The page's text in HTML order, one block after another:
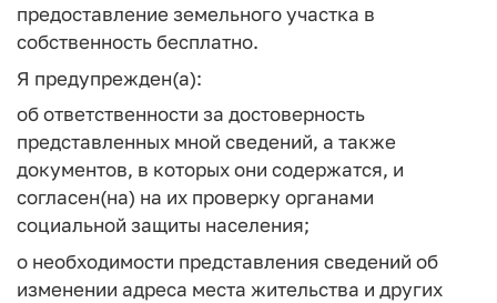
предоставление земельного участка в
собственность бесплатно.
Я предупрежден(а):
об ответственности за достоверность
представленных мной сведений, а также
документов, в которых они содержатся, и
согласен(на) на их проверку органами
социальной защиты населения;
о необходимости представления сведений об
изменении адреса места жительства и других